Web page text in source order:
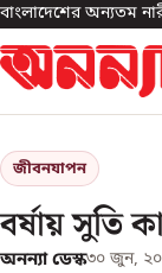
বাংলাদেশের অন্যতম
জীবনযাপন
বর্ষায় সুতি
অনন্যা ডেস্ক৩০ জুন,